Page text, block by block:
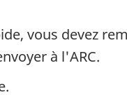
vous devez
à l'ARC.